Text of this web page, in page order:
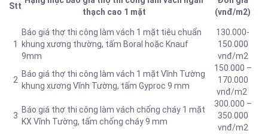
Stt
thạch cao 1 mặt
(vnđ/m2)
1
Báo giá thợ thi công làm vách 1 mặt tiêu chuẩn
khung xương thường, tấm Boral hoặc Knauf
9mm
130.000-
150.000
vnđ/m2
2
Báo giá thợ thi công làm vách 1 mặt Vĩnh Tường
khung xương Vĩnh Tường, tấm Gyproc 9 mm
150.000 –
170.000
vnđ/m2
3
Báo giá thợ thi công làm vách chống cháy 1 mặt
KX Vĩnh Tường, tấm chống cháy 9 mm
300.000 –
350.000
vnđ/m2